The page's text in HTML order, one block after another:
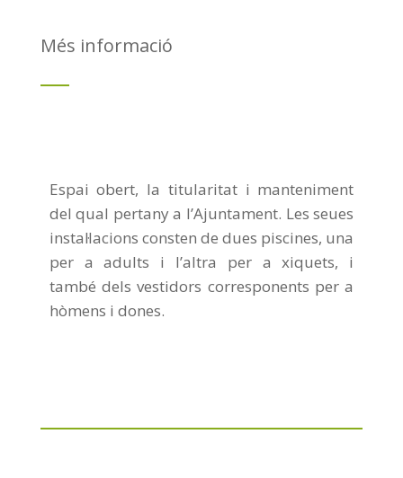
Més informació
Espai obert, la titularitat i manteniment
del qual pertany a l’Ajuntament. Les seues
instal·lacions consten de dues piscines, una
per a adults i l’altra per a xiquets, i
també dels vestidors corresponents per a
hòmens i dones.